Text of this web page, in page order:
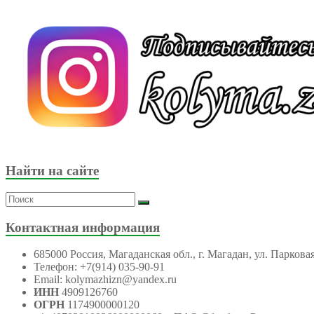
Найти на сайте
Контактная информация
685000 Россия, Магаданская обл., г. Магадан, ул.
Телефон: +7(914) 035-90-91
Email: kolymazhizn@yandex.ru
ИНН 4909126760
ОГРН 1174900000120